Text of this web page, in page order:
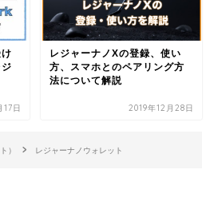
17日
レジャーナノXの登録、使い
方、スマホとのペアリング方
法について解説
2019年12月28日
） レジャーナノウォレット